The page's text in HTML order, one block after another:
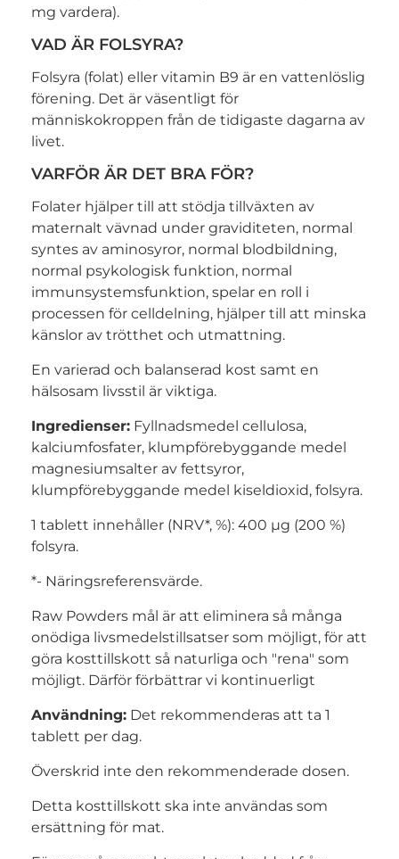
mg vardera).
VAD ÄR FOLSYRA?
Folsyra (folat) eller vitamin B9 är en vattenlöslig
förening. Det är väsentligt för
människokroppen från de tidigaste dagarna av
livet.
VARFÖR ÄR DET BRA FÖR?
Folater hjälper till att stödja tillväxten av
maternalt vävnad under graviditeten, normal
syntes av aminosyror, normal blodbildning,
normal psykologisk funktion, normal
immunsystemsfunktion, spelar en roll i
processen för celldelning, hjälper till att minska
känslor av trötthet och utmattning.
En varierad och balanserad kost samt en
hälsosam livsstil är viktiga.
Ingredienser: Fyllnadsmedel cellulosa,
kalciumfosfater, klumpförebyggande medel
magnesiumsalter av fettsyror,
klumpförebyggande medel kiseldioxid, folsyra.
1 tablett innehåller (NRV*, %): 400 µg (200 %)
folsyra.
*- Näringsreferensvärde.
Raw Powders mål är att eliminera så många
onödiga livsmedelstillsatser som möjligt, för att
göra kosttillskott så naturliga och "rena" som
möjligt. Därför förbättrar vi kontinuerligt
Användning: Det rekommenderas att ta 1
tablett per dag.
Överskrid inte den rekommenderade dosen.
Detta kosttillskott ska inte användas som
ersättning för mat.